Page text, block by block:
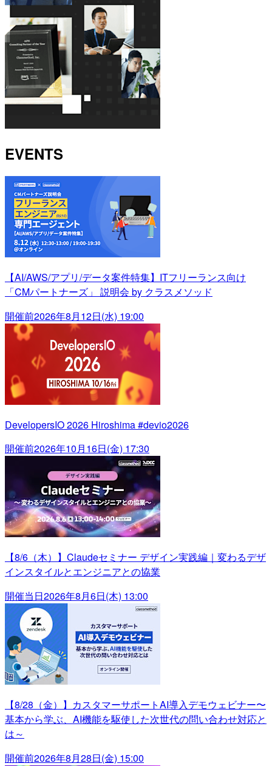
EVENTS
【AI/AWS/アプリ/データ案件特集】ITフリーランス向け
「CMパートナーズ」 説明会 by クラスメソッド
開催前2026年8月12日(水) 19:00
DevelopersIO 2026 Hiroshima #devio2026
開催前2026年10月16日(金) 17:30
【8/6（木）】Claudeセミナー デザイン実践編｜変わるデザ
インスタイルとエンジニアとの協業
開催当日2026年8月6日(木) 13:00
【8/28（金）】カスタマーサポートAI導入デモウェビナー〜
基本から学ぶ、AI機能を駆使した次世代の問い合わせ対応と
は～
開催前2026年8月28日(金) 15:00